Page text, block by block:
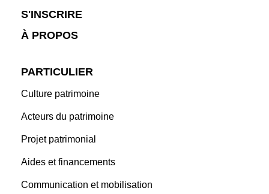
S'INSCRIRE
À PROPOS
PARTICULIER
Culture patrimoine
Acteurs du patrimoine
Projet patrimonial
Aides et financements
Communication et mobilisation